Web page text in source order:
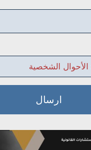
ارسال